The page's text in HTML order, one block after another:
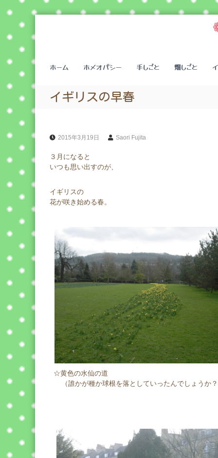
テ
ツ
キ
プ
ホーム ホメオパシー 手しごと 畑しごと
イギリスの早春
2015年3月19日 Saori Fujita
３月になると
いつも思い出すのが、
イギリスの
花が咲き始める春。
☆黄色の水仙の道
（誰かが種か球根を落としていったんでしょうか